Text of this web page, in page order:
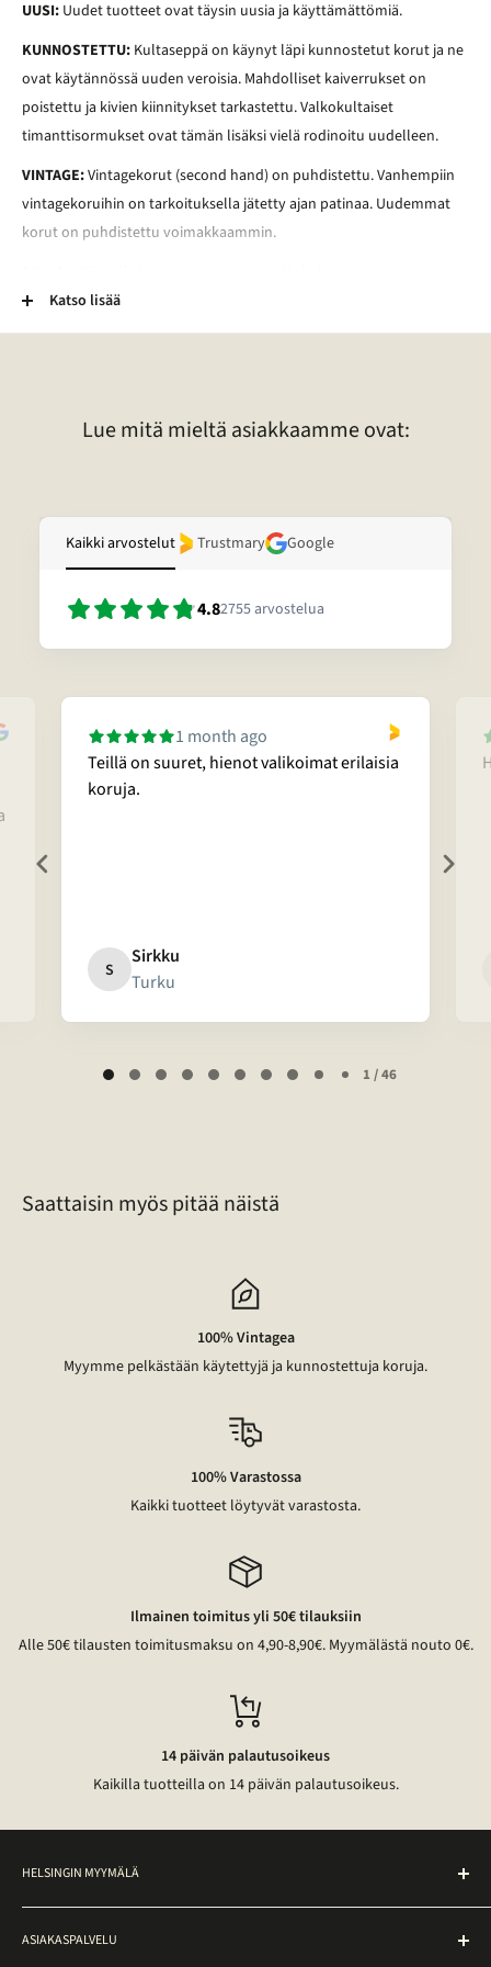
UUSI: Uudet tuotteet ovat täysin uusia ja käyttämättömiä.
KUNNOSTETTU: Kultaseppä on käynyt läpi kunnostetut korut ja ne
ovat käytännössä uuden veroisia. Mahdolliset kaiverrukset on
poistettu ja kivien kiinnitykset tarkastettu. Valkokultaiset
timanttisormukset ovat tämän lisäksi vielä rodinoitu uudelleen.
VINTAGE:Vintagekorut (second hand) on puhdistettu. Vanhempiin
vintagekoruihin on tarkoituksella jätetty ajan patinaa. Uudemmat
korut on puhdistettu voimakkaammin.
Esineessä voi esimerkiksi olla kaiverrus, vääntymä, painauma tai
tummentuma. Pronssikoruissa voi esimerkiksi olla kulunut
Katso lisää
Lue mitä mieltä asiakkaamme ovat:
Kaikki arvostelut Trustmary Google
4.82755arvostelua
1 month ago
Teillä on suuret, hienot valikoimat erilaisia
koruja.
S
Sirkku
Turku
1 / 46
Saattaisin myös pitää näistä
100% Vintagea
Myymme pelkästään käytettyjä ja kunnostettuja koruja.
100% Varastossa
Kaikki tuotteet löytyvät varastosta.
Ilmainen toimitus yli 50€ tilauksiin
Alle 50€ tilausten toimitusmaksu on 4,90-8,90€. Myymälästä nouto 0€.
14 päivän palautusoikeus
Kaikilla tuotteilla on 14 päivän palautusoikeus.
HELSINGIN MYYMÄLÄ
Noutopiste on avoinna ma–pe klo 10–17 osoitteessa
Ateneuminkuja 2, Helsinki.
ASIAKASPALVELU